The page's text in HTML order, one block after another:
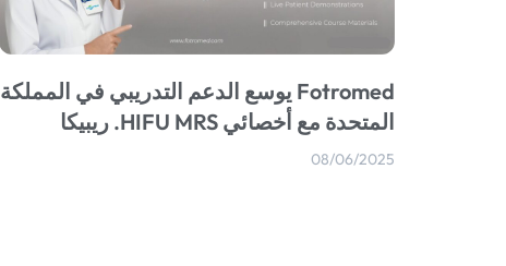
Fotromed يوسع الدعم التدريبي في المملكة
المتحدة مع أخصائي HIFU MRS. ريبيكا
08/06/2025